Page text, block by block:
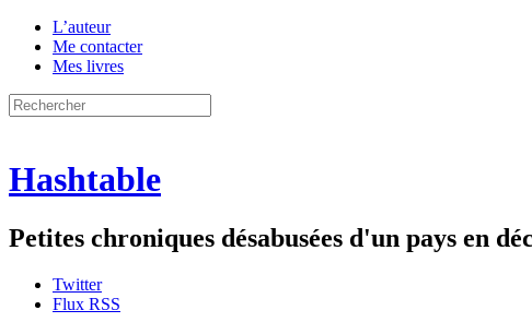
L’auteur
Me contacter
Mes livres
Hashtable
Petites chroniques désabusées d'un pays en
Twitter
Flux RSS